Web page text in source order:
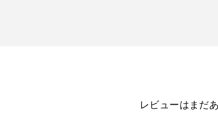
レビューはまだ